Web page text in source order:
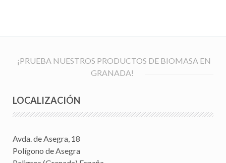
¡PRUEBA NUESTROS PRODUCTOS DE BIOMASA EN
GRANADA!
LOCALIZACIÓN
Avda. de Asegra, 18
Polígono de Asegra